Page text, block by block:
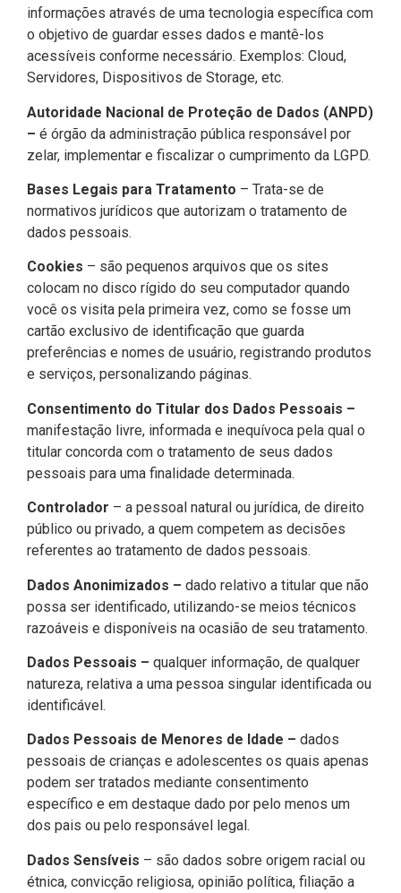
informações através de uma tecnologia específica com
o objetivo de guardar esses dados e mantê-los
acessíveis conforme necessário. Exemplos: Cloud,
Servidores, Dispositivos de Storage, etc.
Autoridade Nacional de Proteção de Dados (ANPD)
– é órgão da administração pública responsável por
zelar, implementar e fiscalizar o cumprimento da LGPD.
Bases Legais para Tratamento – Trata-se de
normativos jurídicos que autorizam o tratamento de
dados pessoais.
Cookies – são pequenos arquivos que os sites
colocam no disco rígido do seu computador quando
você os visita pela primeira vez, como se fosse um
cartão exclusivo de identificação que guarda
preferências e nomes de usuário, registrando produtos
e serviços, personalizando páginas.
Consentimento do Titular dos Dados Pessoais –
manifestação livre, informada e inequívoca pela qual o
titular concorda com o tratamento de seus dados
pessoais para uma finalidade determinada.
Controlador – a pessoal natural ou jurídica, de direito
público ou privado, a quem competem as decisões
referentes ao tratamento de dados pessoais.
Dados Anonimizados – dado relativo a titular que não
possa ser identificado, utilizando-se meios técnicos
razoáveis e disponíveis na ocasião de seu tratamento.
Dados Pessoais – qualquer informação, de qualquer
natureza, relativa a uma pessoa singular identificada ou
identificável.
Dados Pessoais de Menores de Idade – dados
pessoais de crianças e adolescentes os quais apenas
podem ser tratados mediante consentimento
específico e em destaque dado por pelo menos um
dos pais ou pelo responsável legal.
Dados Sensíveis – são dados sobre origem racial ou
étnica, convicção religiosa, opinião política, filiação a